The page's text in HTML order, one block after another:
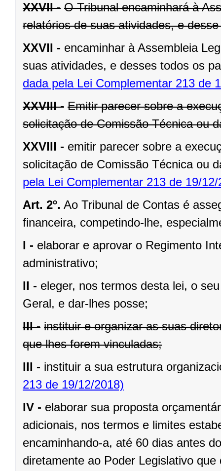
XXVII - O Tribunal encaminhará à
relatórios de suas atividades, e
XXVII - encaminhar à Assembleia
suas atividades, e desses todos os
dada pela Lei Complementar 213 de
XXVIII - Emitir parecer sobre a
solicitação de Comissão Técnica ou
XXVIII - emitir parecer sobre a
solicitação de Comissão Técnica ou
pela Lei Complementar 213 de 19/12/
Art. 2º. Ao Tribunal de Contas é
financeira, competindo-lhe,
I - elaborar e aprovar o Regimento
administrativo;
II - eleger, nos termos desta lei, o
Geral, e dar-lhes posse;
III - instituir e organizar as suas
que lhes forem vinculadas;
III - instituir a sua estrutura
213 de 19/12/2018)
IV - elaborar sua proposta
adicionais, nos termos e limites
encaminhando-a, até 60 dias antes
diretamente ao Poder Legislativo